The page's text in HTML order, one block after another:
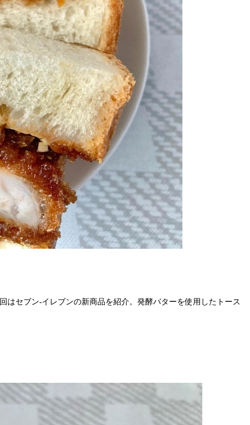
セブン-イレブンの新商品を紹介。発酵バターを使用したトース